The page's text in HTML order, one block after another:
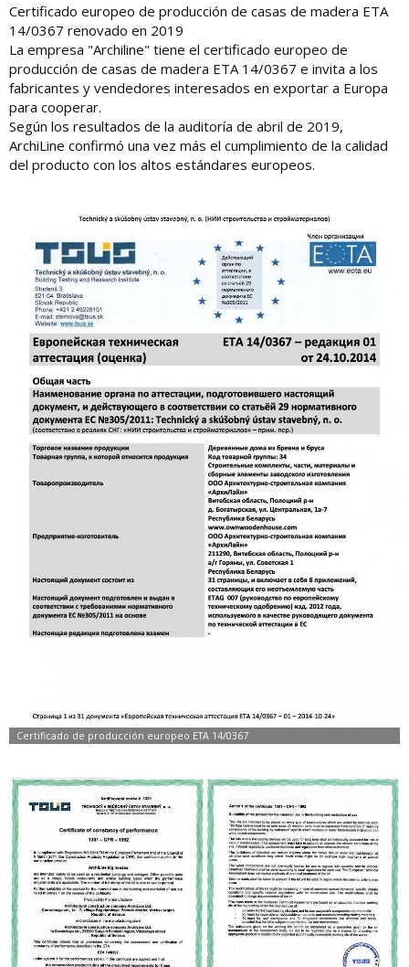
Certificado europeo de producción de casas de madera ETA
14/0367 renovado en 2019
La empresa "Archiline" tiene el certificado europeo de
producción de casas de madera ETA 14/0367 e invita a los
fabricantes y vendedores interesados ​​en exportar a Europa
para cooperar.
Según los resultados de la auditoría de abril de 2019,
ArchiLine confirmó una vez más el cumplimiento de la calidad
del producto con los altos estándares europeos.